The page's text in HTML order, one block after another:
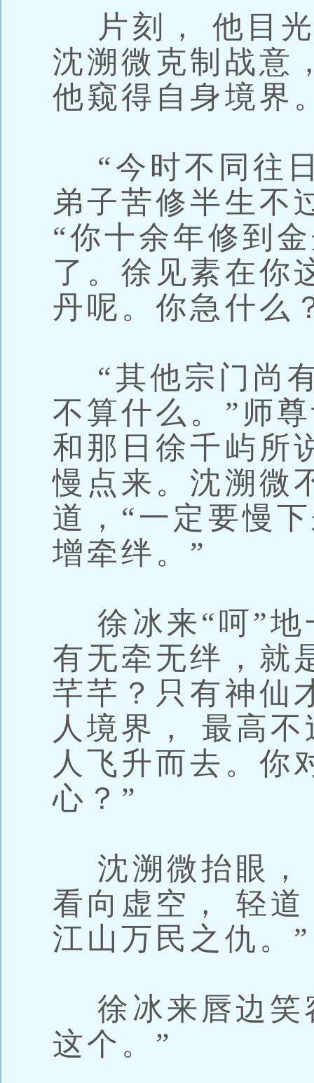
片刻， 他目光
沈溯微克制战意
他窥得自身境界
“今时不同往
弟子苦修半生不
“你十余年修到
了。徐见素在你
丹呢。你急什么
“其他宗门尚
不算什么。”师
和那日徐千屿所
慢点来。沈溯微
道，“一定要慢
增牵绊。”
徐冰来“呵”地
有无牵无绊，就
芊芊？只有神仙
人境界， 最高
人飞升而去。你
心？”
沈溯微抬眼，
看向虚空， 轻
江山万民之仇。”
徐冰来唇边笑
这个。”